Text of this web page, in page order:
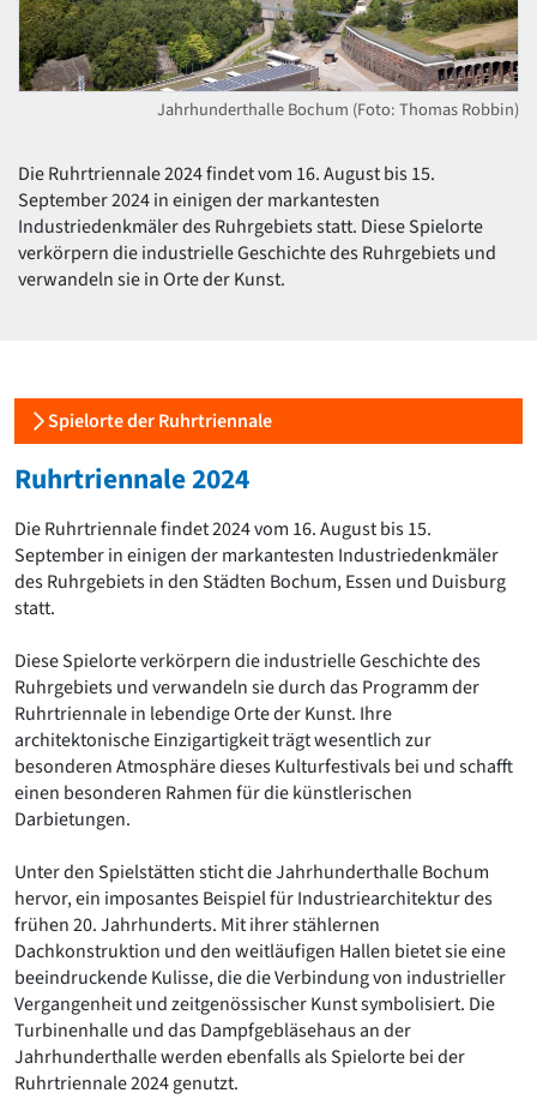
David Chipperfield
Harald Deilmann
Gottfried Böhm
Schneider von Esleben
Peter Behrens
Big Beautiful Buildings (Großbauten der Nachkriegszeit)
Epochen
Gesamtübersicht...
Gegenwart
Postmoderne
Jugendstil
Historismus
Klassizismus
Barock
Gotik
Romanik
Vorromanik
Über baukunst-nrw
Fachbeirat
Freunde & Förderer
Kontakt
Impressum
Datenschutz
Jahrhunderthalle Bochum (Foto: Thomas Robbin)
Die Ruhrtriennale 2024 findet vom 16. August bis 15.
September 2024 in einigen der markantesten
Industriedenkmäler des Ruhrgebiets statt. Diese Spielorte
verkörpern die industrielle Geschichte des Ruhrgebiets und
verwandeln sie in Orte der Kunst.
Spielorte der Ruhrtriennale
Ruhrtriennale 2024
Die Ruhrtriennale findet 2024 vom 16. August bis 15.
September in einigen der markantesten Industriedenkmäler
des Ruhrgebiets in den Städten Bochum, Essen und Duisburg
statt.
Diese Spielorte verkörpern die industrielle Geschichte des
Ruhrgebiets und verwandeln sie durch das Programm der
Ruhrtriennale in lebendige Orte der Kunst. Ihre
architektonische Einzigartigkeit trägt wesentlich zur
besonderen Atmosphäre dieses Kulturfestivals bei und schafft
einen besonderen Rahmen für die künstlerischen
Darbietungen.
Unter den Spielstätten sticht die Jahrhunderthalle Bochum
hervor, ein imposantes Beispiel für Industriearchitektur des
frühen 20. Jahrhunderts. Mit ihrer stählernen
Dachkonstruktion und den weitläufigen Hallen bietet sie eine
beeindruckende Kulisse, die die Verbindung von industrieller
Vergangenheit und zeitgenössischer Kunst symbolisiert. Die
Turbinenhalle und das Dampfgebläsehaus an der
Jahrhunderthalle werden ebenfalls als Spielorte bei der
Ruhrtriennale 2024 genutzt.